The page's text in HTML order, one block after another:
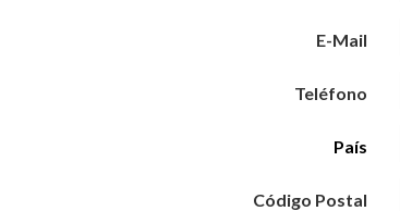
E-Mail
Teléfono
País
Código Postal